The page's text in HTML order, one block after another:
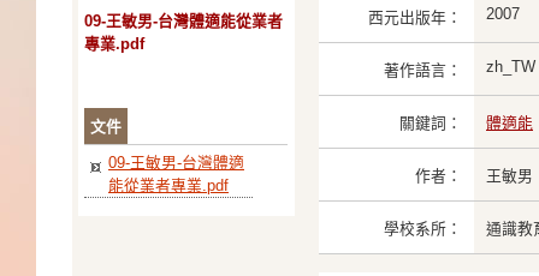
09-王敏男-台灣體適能從業者
專業.pdf
文件
09-王敏男-台灣體適
能從業者專業.pdf
西元出版年： 2007
著作語言： zh_TW
關鍵詞： 體適能
作者： 王敏男
學校系所： 通識教